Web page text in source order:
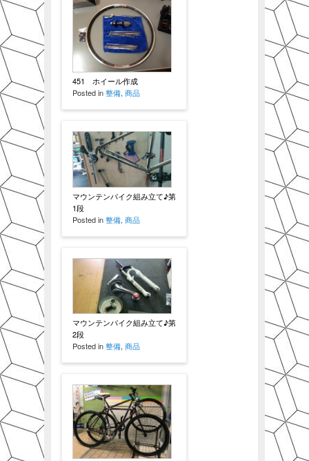
451 ホイール作成
Posted in整備, 商品
マウンテンバイク組み立て♪第
1段
Posted in整備, 商品
マウンテンバイク組み立て♪第
2段
Posted in整備, 商品